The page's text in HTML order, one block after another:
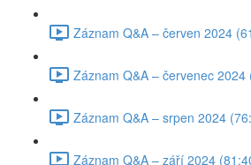
Záznam Q&A – červen 2024
Záznam Q&A – červenec 2024
Záznam Q&A – srpen 2024
Záznam Q&A – září 2024